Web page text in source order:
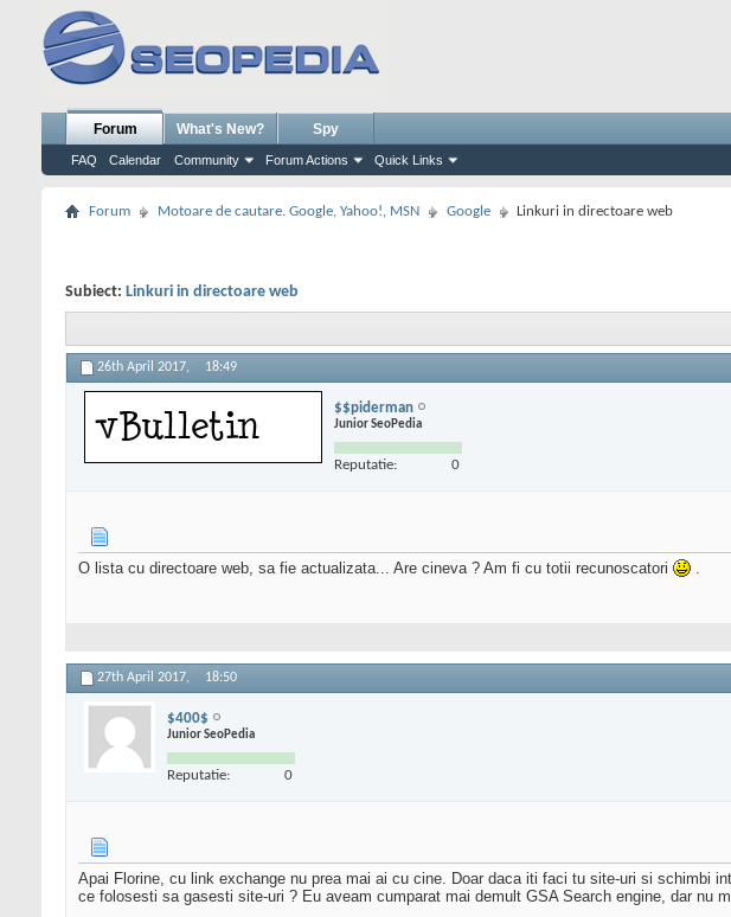
Forum
FAQ Calendar Community Forum Actions Quick Links
What's New? Spy
Forum Motoare de cautare. Google, Yahoo!, MSN Google Linkuri in directoare web
Subiect: Linkuri in directoare web
26th April 2017, 18:49
$$piderman
Junior SeoPedia
Reputatie: 0
O lista cu directoare web, sa fie actualizata... Are cineva ? Am fi cu totii recunoscatori .
27th April 2017, 18:50
$400$
Junior SeoPedia
Reputatie: 0
Apai Florine, cu link exchange nu prea mai ai cu cine. Doar daca iti faci tu site-uri si schimbi
ce folosesti sa gasesti site-uri ? Eu aveam cumparat mai demult GSA Search engine, dar